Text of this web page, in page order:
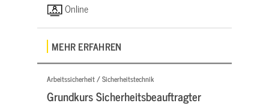
Online
MEHR ERFAHREN
Arbeitssicherheit / Sicherheitstechnik
Grundkurs Sicherheitsbeauftragter